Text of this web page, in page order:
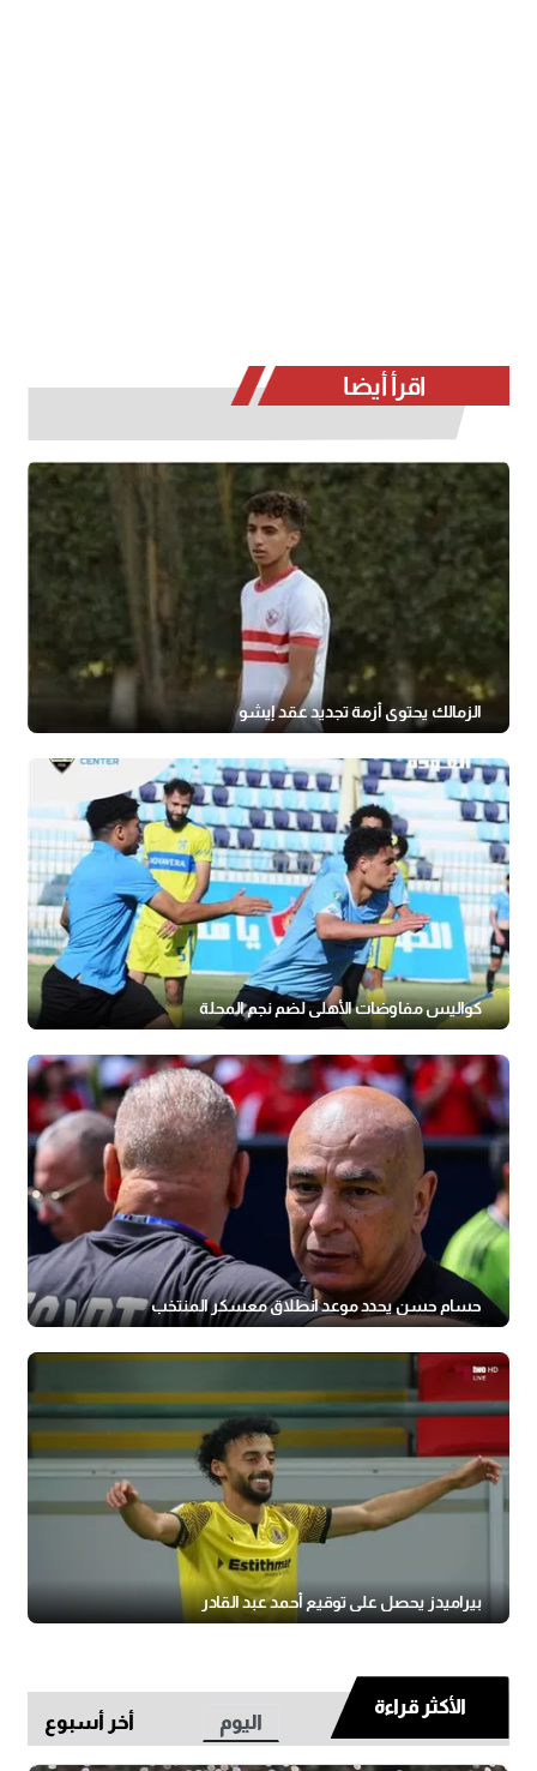
اقرأ أيضا
الزمالك يحتوي أزمة تجديد عقد إيشو
كواليس مفاوضات الأهلي لضم نجم المحلة
حسام حسن يحدد موعد انطلاق معسكر المنتخب
بيراميدز يحصل على توقيع أحمد عبد القادر
الأكثر قراءة
اليوم أخر أسبوع